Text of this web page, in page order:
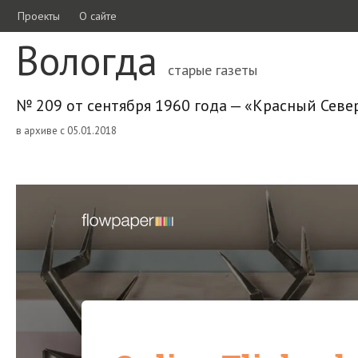
Проекты О сайте
Вологда старые газеты
№ 209 от сентября 1960 года — «Красный
в архиве с 05.01.2018